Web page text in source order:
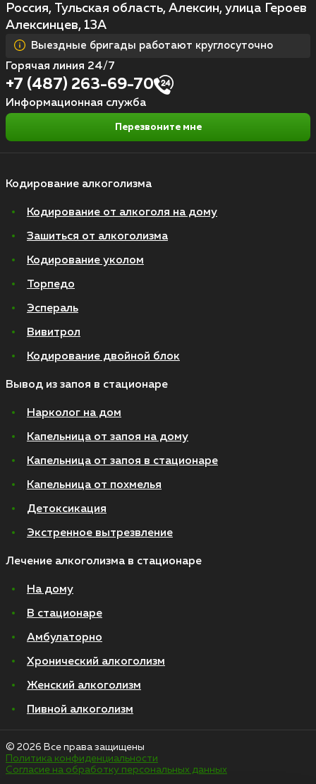
Кодирование алкоголизма
Кодирование от алкоголя на дому
Зашиться от алкоголизма
Кодирование уколом
Торпедо
Эспераль
Вивитрол
Кодирование двойной блок
Вывод из запоя в стационаре
Нарколог на дом
Капельница от запоя на дому
Капельница от запоя в стационаре
Капельница от похмелья
Детоксикация
Экстренное вытрезвление
Лечение алкоголизма в стационаре
На дому
В стационаре
Амбулаторно
Хронический алкоголизм
Женский алкоголизм
Пивной алкоголизм
Россия, Тульская область, Алексин, улица Героев
Алексинцев, 13А
Выездные бригады работают круглосуточно
Горячая линия 24/7
+7 (487) 263-69-70
Информационная служба
Перезвоните мне
© 2026 Все права защищены
Политика конфиденциальности
Согласие на обработку персональных данных